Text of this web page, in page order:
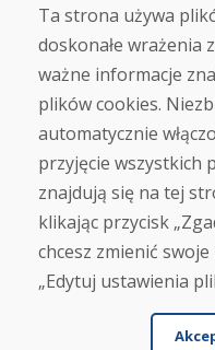
Zakup
Sklep
Warunki
Zapłata
Skarga
Zwrot i
Cookies
Ta strona używa
doskonałe wrażenia
ważne informacje
plików cookies.
automatycznie
przyjęcie wszystkich
znajdują się na tej
klikając przycisk
chcesz zmienić
„Edytuj ustawienia